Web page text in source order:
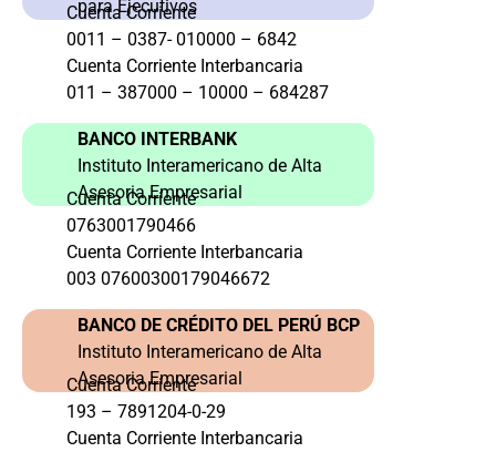
para Ejecutivos
Cuenta Corriente
0011 – 0387- 010000 – 6842
Cuenta Corriente Interbancaria
011 – 387000 – 10000 – 684287
BANCO INTERBANK
Instituto Interamericano de Alta
Asesoria Empresarial
Cuenta Corriente
0763001790466
Cuenta Corriente Interbancaria
003 07600300179046672
BANCO DE CRÉDITO DEL PERÚ BCP
Instituto Interamericano de Alta
Asesoria Empresarial
Cuenta Corriente
193 – 7891204-0-29
Cuenta Corriente Interbancaria